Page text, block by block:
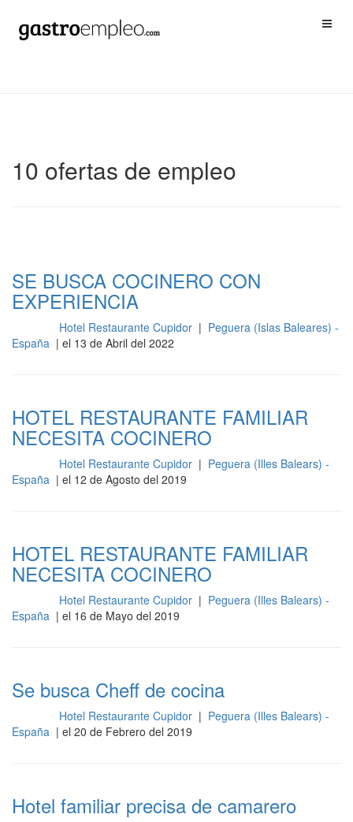
10 ofertas de empleo
SE BUSCA COCINERO CON
EXPERIENCIA
Hotel Restaurante Cupidor | Peguera (Islas Baleares) -
España | el 13 de Abril del 2022
HOTEL RESTAURANTE FAMILIAR
NECESITA COCINERO
Hotel Restaurante Cupidor | Peguera (Illes Balears) -
España | el 12 de Agosto del 2019
HOTEL RESTAURANTE FAMILIAR
NECESITA COCINERO
Hotel Restaurante Cupidor | Peguera (Illes Balears) -
España | el 16 de Mayo del 2019
Se busca Cheff de cocina
Hotel Restaurante Cupidor | Peguera (Illes Balears) -
España | el 20 de Febrero del 2019
Hotel familiar precisa de camarero